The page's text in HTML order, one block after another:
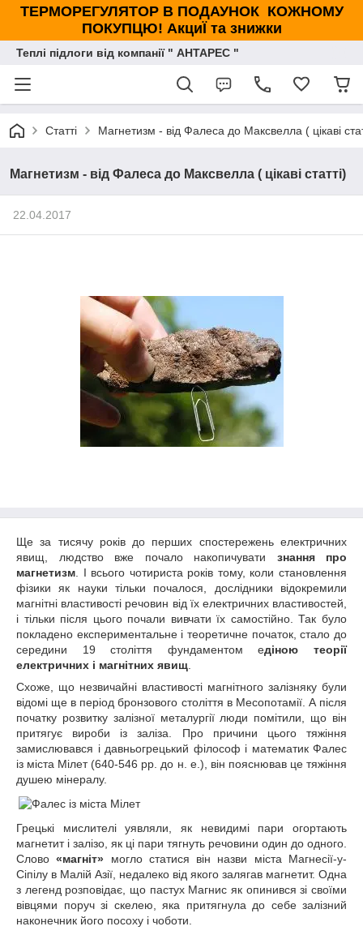
ТЕРМОРЕГУЛЯТОР В ПОДАУНОК КОЖНОМУ
ПОКУПЦЮ! АкциЇ та знижки
Теплі підлоги від компанії " АНТАРЕС "
Статті Магнетизм - від Фалеса до Максвелла ( цікаві
Магнетизм - від Фалеса до Максвелла ( цікаві статті)
22.04.2017
Ще за тисячу років до перших спостережень електричних
явищ, людство вже почало накопичувати знання про
магнетизм . І всього чотириста років тому, коли становлення
фізики як науки тільки почалося, дослідники відокремили
магнітні властивості речовин від їх електричних властивостей,
і тільки після цього почали вивчати їх самостійно. Так було
покладено експериментальне і теоретичне початок, стало до
середини 19 століття фундаментом едіною теорії
електричних і магнітних явищ
Схоже, що незвичайні властивості магнітного залізняку були
відомі ще в період бронзового століття в Месопотамії. А після
початку розвитку залізної металургії люди помітили, що він
притягує вироби із заліза. Про причини цього тяжіння
замислювався і давньогрецький філософ і математик Фалес
із міста Мілет (640-546 рр. до н. е.), він пояснював це тяжіння
душею мінералу.
Грецькі мислителі уявляли, як невидимі пари огортають
магнетит і залізо, як ці пари тягнуть речовини один до одного.
Слово«магніт» могло статися він назви міста Магнесії-у-
Сіпілу в Малій Азії, недалеко від якого залягав магнетит. Одна
з легенд розповідає, що пастух Магнис як опинився зі своїми
вівцями поруч зі скелею, яка притягнула до себе залізний
наконечник його посоху і чоботи.